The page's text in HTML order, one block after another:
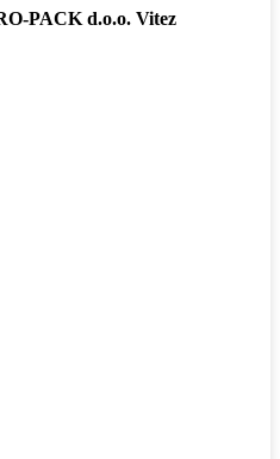
PACK d.o.o. Vitez